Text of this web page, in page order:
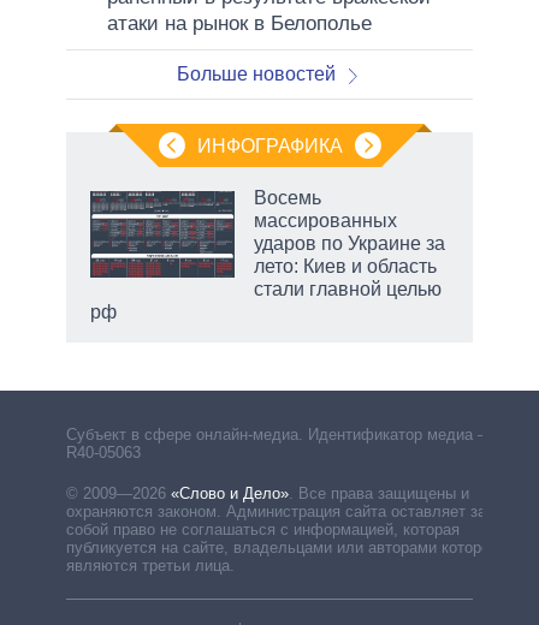
атаки на рынок в Белополье
Больше новостей
ИНФОГРАФИКА
Восемь
массированных
ударов по Украине за
лето: Киев и область
стали главной целью
рф
Субъект в сфере онлайн-медиа. Идентификатор медиа –
R40-05063
© 2009—2026 «Слово и Дело». Все права защищены и
охраняются законом. Администрация сайта оставляет за
собой право не соглашаться с информацией, которая
публикуется на сайте, владельцами или авторами которой
являются третьи лица.